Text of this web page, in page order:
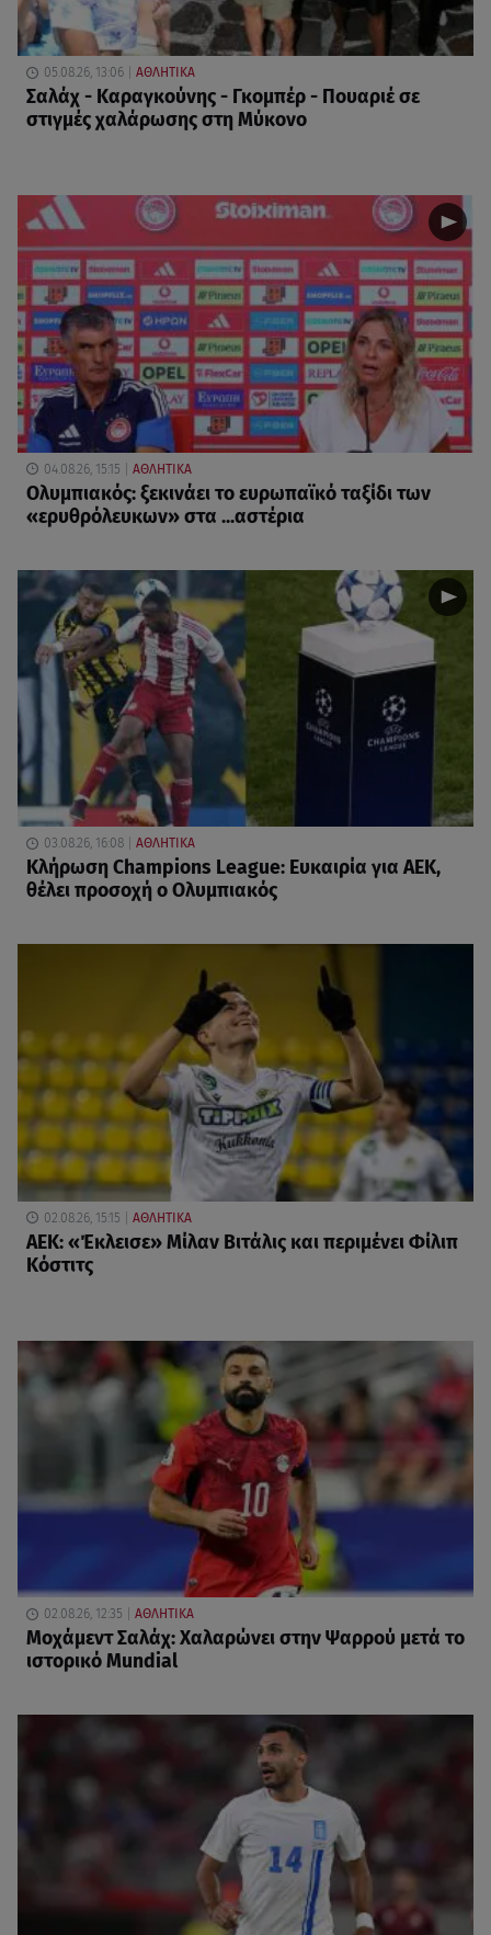
05.08.26, 13:06 ΑΘΛΗΤΙΚΑ
Σαλάχ - Καραγκούνης - Γκομπέρ - Πουαριέ σε
στιγμές χαλάρωσης στη Μύκονο
04.08.26, 15:15 ΑΘΛΗΤΙΚΑ
Ολυμπιακός: ξεκινάει το ευρωπαϊκό ταξίδι των
«ερυθρόλευκων» στα ...αστέρια
03.08.26, 16:08 ΑΘΛΗΤΙΚΑ
Κλήρωση Champions League: Ευκαιρία για ΑΕΚ,
θέλει προσοχή ο Ολυμπιακός
02.08.26, 15:15 ΑΘΛΗΤΙΚΑ
ΑΕΚ: «Έκλεισε» Μίλαν Βιτάλις και περιμένει Φίλιπ
Κόστιτς
02.08.26, 12:35 ΑΘΛΗΤΙΚΑ
Μοχάμεντ Σαλάχ: Χαλαρώνει στην Ψαρρού μετά το
ιστορικό Mundial